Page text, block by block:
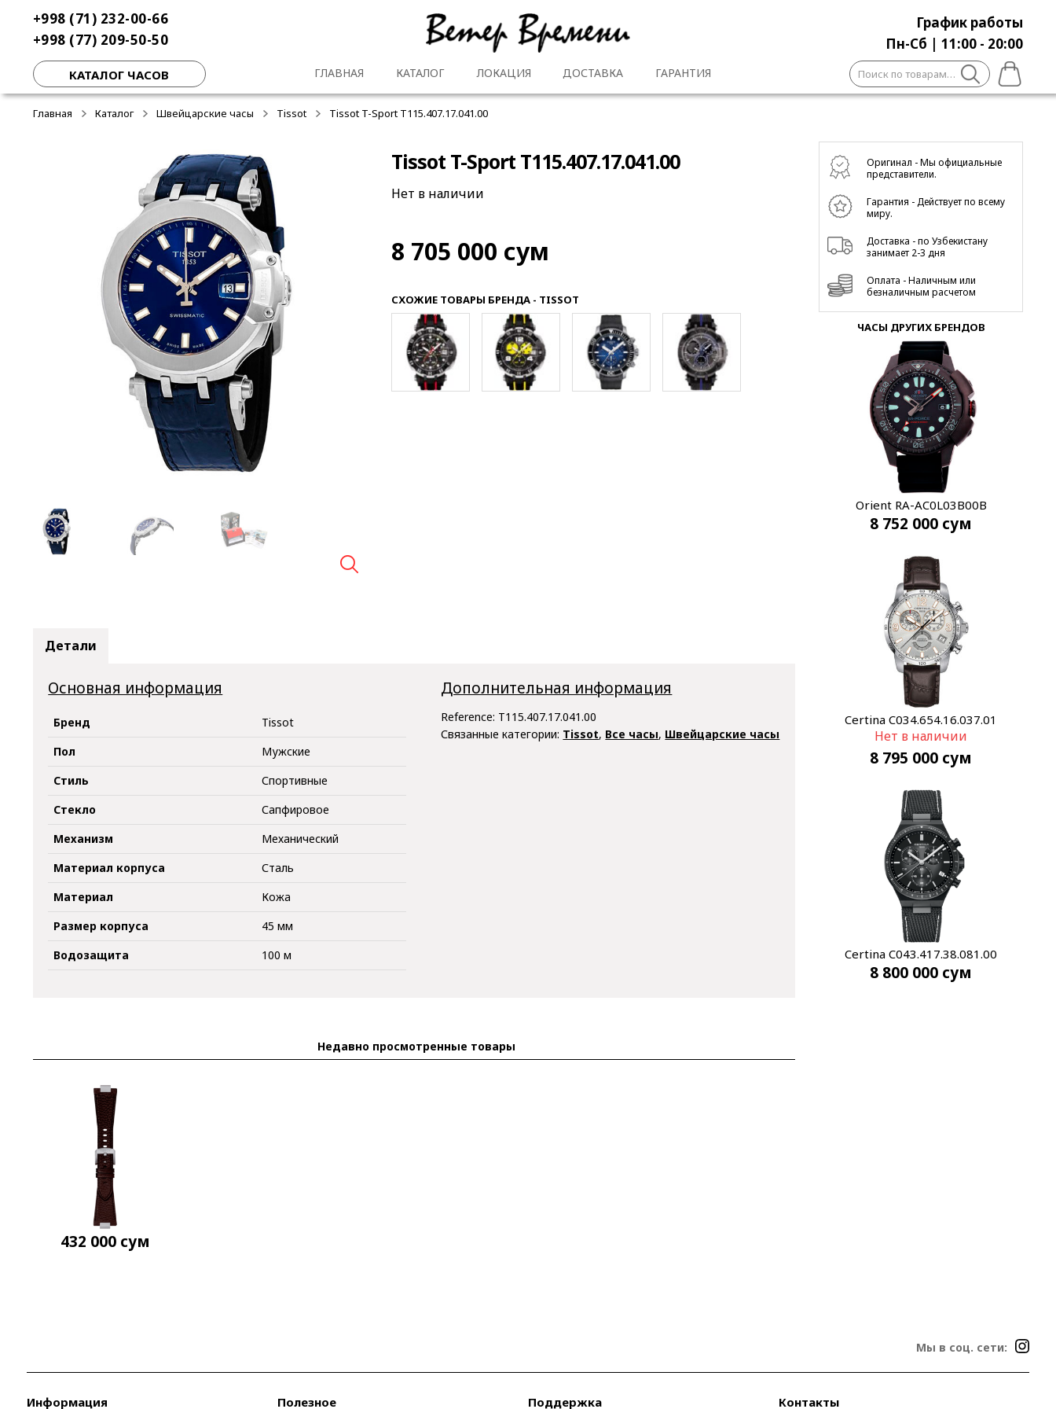
навигации
содержимому
+998 (71) 232-00-66
+998 (77) 209-50-50
График работы
Пн-Сб | 11:00 - 20:00
КАТАЛОГ ЧАСОВ ГЛАВНАЯ КАТАЛОГ ЛОКАЦИЯ ДОСТАВКА ГАРАНТИЯ Искать:
Главная Каталог Швейцарские часы Tissot Tissot T-Sport T115.407.17.041.00
Tissot T-Sport T115.407.17.041.00
Нет в наличии
8 705 000 сум
СХОЖИЕ ТОВАРЫ БРЕНДА - TISSOT
Детали
Основная информация
Бренд
Tissot
Пол
Мужские
Стиль
Спортивные
Стекло
Сапфировое
Механизм
Механический
Материал корпуса
Сталь
Материал
Кожа
Размер корпуса
45 мм
Водозащита
100 м
Дополнительная информация
Reference: T115.407.17.041.00
Связанные категории: Tissot, Все часы, Швейцарские часы
Недавно просмотренные товары
432 000 сум
Оригинал - Мы официальные
представители.
Гарантия - Действует по всему
миру.
Доставка - по Узбекистану
занимает 2-3 дня
Оплата - Наличным или
безналичным расчетом
ЧАСЫ ДРУГИХ БРЕНДОВ
Orient RA-AC0L03B00B
8 752 000 сум
Certina C034.654.16.037.01
Нет в наличии
8 795 000 сум
Certina C043.417.38.081.00
8 800 000 сум
Мы в соц. сети:
Информация Полезное Поддержка Контакты